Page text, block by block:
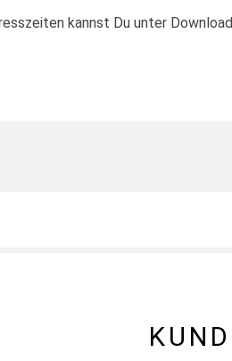
kannst Du unter